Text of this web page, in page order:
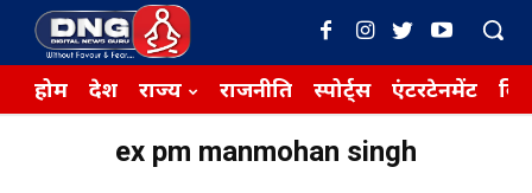
होम देश राज्य राजनीति स्पोर्ट्स एंटरटेनमेंट
ex pm manmohan singh